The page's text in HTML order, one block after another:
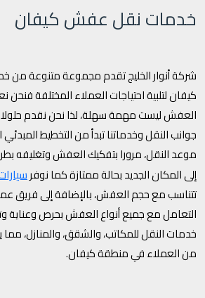
خدمات نقل عفش كيفان
شركة أنوار الخليج تقدم مجموعة متنوعة
كيفان لتلبية احتياجات العملاء المختلفة
العفش ليست مهمة سهلة، لذا نحن نقدم
جوانب النقل وخدماتنا تبدأ من التخطيط
موعد النقل، مرورا بتفكيك العفش وتغليفه
إلى المكان الجديد بحالة ممتازة كما نوفر
تتناسب مع حجم العفش، بالإضافة إلى فريق
التعامل مع جميع أنواع العفش بحرص وعناية
خدمات النقل للمكاتب، والشقق، والمنازل، مما
من العملاء في منطقة كيفان.